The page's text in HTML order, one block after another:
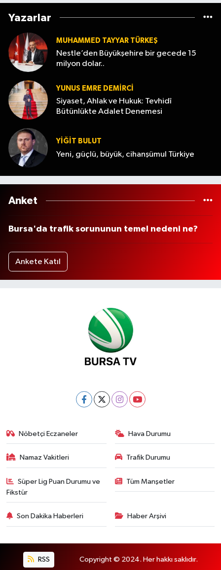
Yazarlar
MUHAMMED TAYYAR TÜRKEŞ
Nestle’den Büyükşehire bir gecede 15
milyon dolar..
YUNUS EMRE DEMIRCI
Siyaset, Ahlak ve Hukuk: Tevhidî
Bütünlükte Adalet Denemesi
YİĞİT BULUT
Yeni, güçlü, büyük, cihanşümul Türkiye
Anket
Bursa'da trafik sorununun temel nedeni ne?
Ankete Katıl
Nöbetçi Eczaneler Hava Durumu
Namaz Vakitleri Trafik Durumu
Süper Lig Puan Durumu ve
Fikstür
Tüm Manşetler
Son Dakika Haberleri Haber Arşivi
RSS Copyright © 2024. Her hakkı saklıdır.